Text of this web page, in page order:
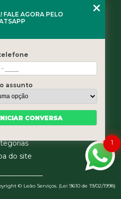
3461-5871
Home
somos
Serviços
Blog
do site
© Leão Serviços. (Lei 9610 de 19/02/1998)
1
FALE AGORA PELO
assunto
CONVERSA